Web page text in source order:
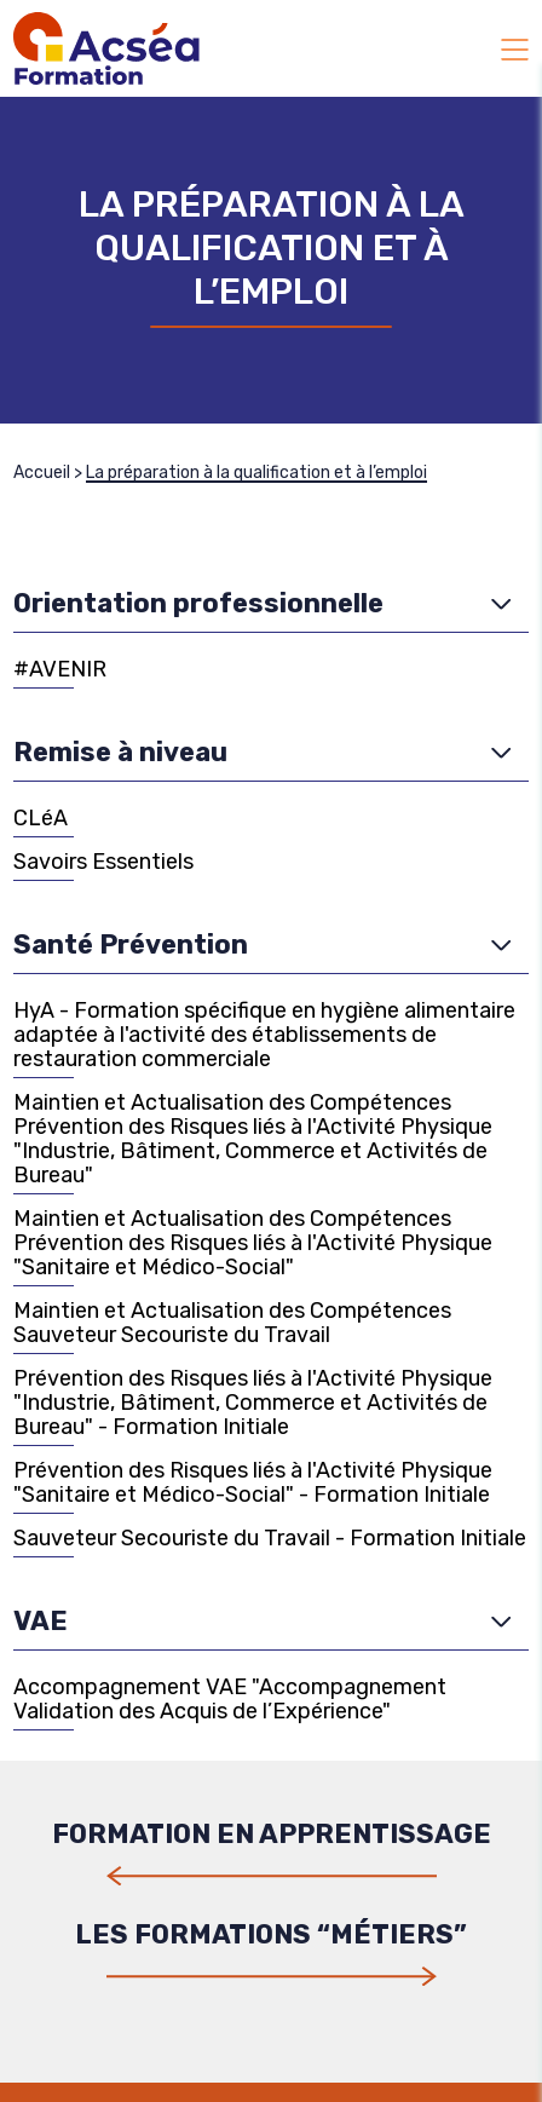
LA PRÉPARATION À LA
QUALIFICATION ET À
L’EMPLOI
Accueil > La préparation à la qualification et à l’emploi
Orientation professionnelle
#AVENIR
Remise à niveau
CLéA
Savoirs Essentiels
Santé Prévention
HyA - Formation spécifique en hygiène alimentaire
adaptée à l'activité des établissements de
restauration commerciale
Maintien et Actualisation des Compétences
Prévention des Risques liés à l'Activité Physique
"Industrie, Bâtiment, Commerce et Activités de
Bureau"
Maintien et Actualisation des Compétences
Prévention des Risques liés à l'Activité Physique
"Sanitaire et Médico-Social"
Maintien et Actualisation des Compétences
Sauveteur Secouriste du Travail
Prévention des Risques liés à l'Activité Physique
"Industrie, Bâtiment, Commerce et Activités de
Bureau" - Formation Initiale
Prévention des Risques liés à l'Activité Physique
"Sanitaire et Médico-Social" - Formation Initiale
Sauveteur Secouriste du Travail - Formation Initiale
VAE
Accompagnement VAE "Accompagnement
Validation des Acquis de l’Expérience"
FORMATION EN APPRENTISSAGE
LES FORMATIONS “MÉTIERS”